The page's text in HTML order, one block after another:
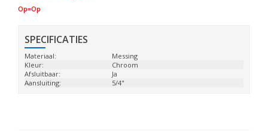
Op=Op
SPECIFICATIES
Materiaal:
Messing
Kleur:
Chroom
Afsluitbaar:
Ja
Aansluiting:
5/4"